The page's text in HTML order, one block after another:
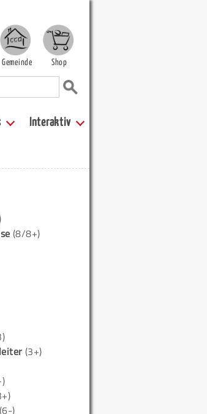
Gemeinde Shop
Interaktiv
(8/8+)
(3+)
(6-)